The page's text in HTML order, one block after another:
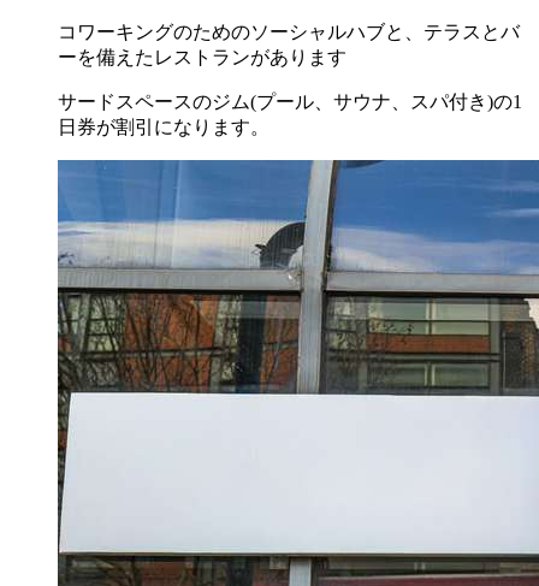
コワーキングのためのソーシャルハブと、テラスとバ
ーを備えたレストランがあります
サードスペースのジム(プール、サウナ、スパ付き)の1
日券が割引になります。